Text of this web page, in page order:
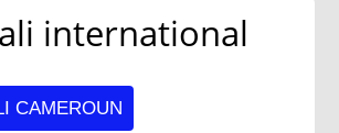
international
CAMEROUN